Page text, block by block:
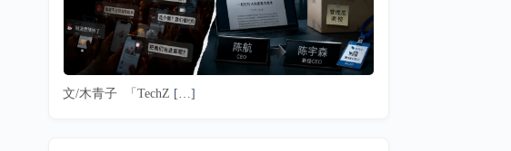
文/木青子 「TechZ […]